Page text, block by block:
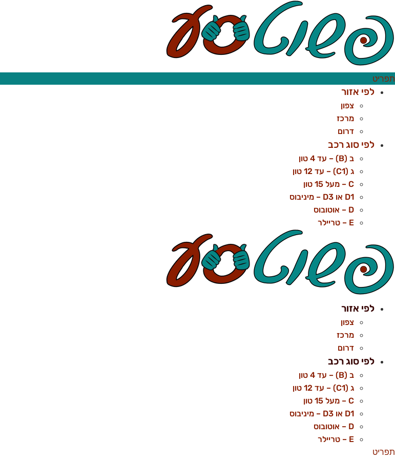
לתוכן
תפריט
לפי אזור
צפון
מרכז
דרום
לפי סוג רכב
ב (B) – עד 4 טון
ג (C1) – עד 12 טון
C – מעל 15 טון
D1 או D3 – מיניבוס
D – אוטובוס
E – טריילר
לפי אזור
צפון
מרכז
דרום
לפי סוג רכב
ב (B) – עד 4 טון
ג (C1) – עד 12 טון
C – מעל 15 טון
D1 או D3 – מיניבוס
D – אוטובוס
E – טריילר
תפריט